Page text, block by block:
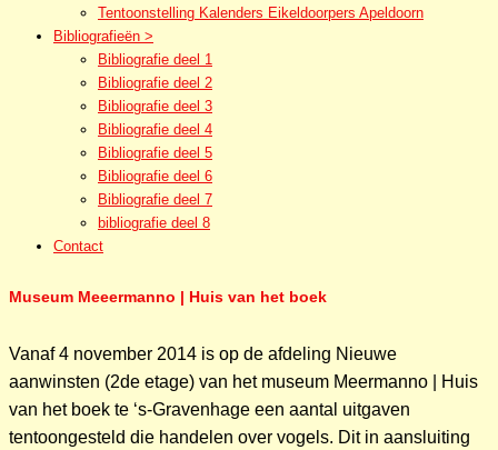
Tentoonstelling Kalenders Eikeldoorpers Apeldoorn
Bibliografieën >
Bibliografie deel 1
Bibliografie deel 2
Bibliografie deel 3
Bibliografie deel 4
Bibliografie deel 5
Bibliografie deel 6
Bibliografie deel 7
bibliografie deel 8
Contact
Museum Meeermanno | Huis van het boek
Vanaf 4 november 2014 is op de afdeling Nieuwe
aanwinsten (2de etage) van het museum Meermanno | Huis
van het boek te ‘s-Gravenhage een aantal uitgaven
tentoongesteld die handelen over vogels. Dit in aansluiting